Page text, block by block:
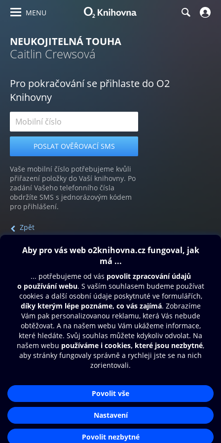
MENU
NEUKOJITELNÁ TOUHA
Caitlin Crewsová
Pro pokračování se přihlaste do O2
Knihovny
Vaše mobilní číslo potřebujeme kvůli
přiřazení položky do Vaší knihovny. Po
zadání Vašeho telefonního čísla
obdržíte SMS s jednorázovým kódem
pro přihlášení.
Zpět
Obsah ke stažení
Moje O2 Knihovna
Další zábava
© O2 Czech Republic a.s.
Přístupnost
Zásady zpracování osobních údajů
Nastavení cookies
Aplikace O2 Knihovna
Čti a poslouchej své e-knihy a
audioknihy rychleji a pohodlněji.